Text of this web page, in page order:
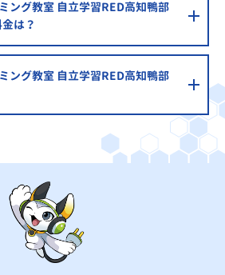
ング教室 自立学習RED高知鴨部
は？
ング教室 自立学習RED高知鴨部